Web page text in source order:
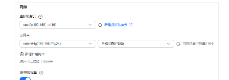
功
能
应
用
类
实